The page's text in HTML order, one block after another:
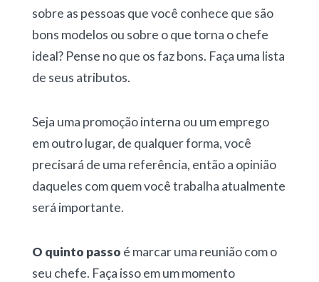
sobre as pessoas que você conhece que são
bons modelos ou sobre o que torna o chefe
ideal? Pense no que os faz bons. Faça uma lista
de seus atributos.
Seja uma promoção interna ou um emprego
em outro lugar, de qualquer forma, você
precisará de uma referência, então a opinião
daqueles com quem você trabalha atualmente
será importante.
O quinto passo é marcar uma reunião com o
seu chefe. Faça isso em um momento